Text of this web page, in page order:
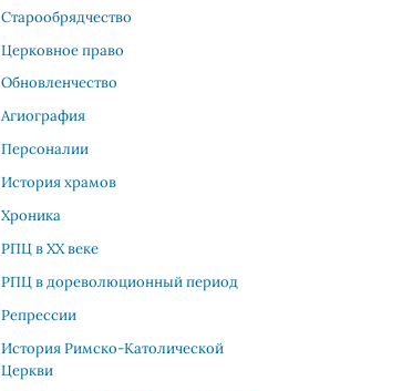
Старообрядчество
Церковное право
Обновленчество
Агиография
Персоналии
История храмов
Хроника
РПЦ в XX веке
РПЦ в дореволюционный период
Репрессии
История Римско-Католической
Церкви